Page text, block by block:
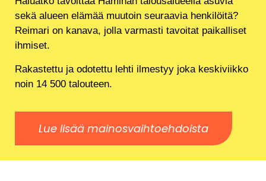
sekä alueen elämää muutoin seuraavia henkilöitä?
Reimari on kanava, jolla varmasti tavoitat paikalliset
ihmiset.
Rakastettu ja odotettu lehti ilmestyy joka keskiviikko
noin 14 500 talouteen.
Lue lisää mainosvaihtoehdoista